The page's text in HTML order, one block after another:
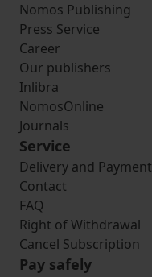
Nomos Publishing
Press Service
Career
Our publishers
Inlibra
NomosOnline
Journals
Service
Delivery and Payment
Contact
FAQ
Right of Withdrawal
Cancel Subscription
Pay safely